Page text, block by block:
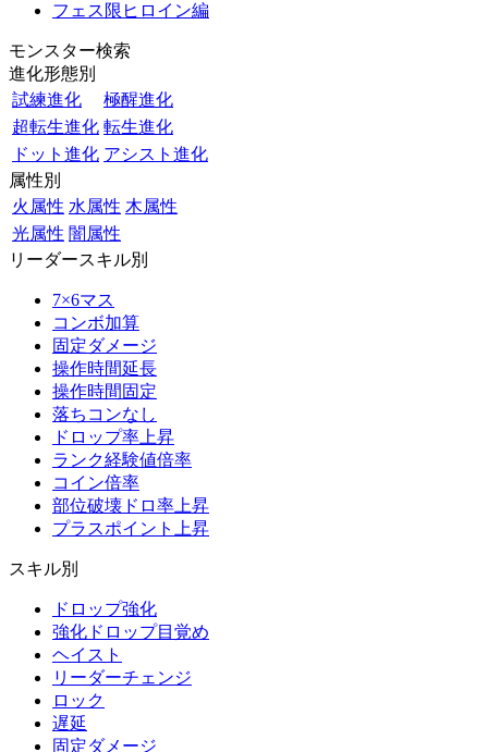
フェス限ヒロイン編
モンスター検索
進化形態別
試練進化
極醒進化
超転生進化 転生進化
ドット進化 アシスト進化
属性別
火属性 水属性 木属性
光属性 闇属性
リーダースキル別
7×6マス
コンボ加算
固定ダメージ
操作時間延長
操作時間固定
落ちコンなし
ドロップ率上昇
ランク経験値倍率
コイン倍率
部位破壊ドロ率上昇
プラスポイント上昇
スキル別
ドロップ強化
強化ドロップ目覚め
ヘイスト
リーダーチェンジ
ロック
遅延
固定ダメージ